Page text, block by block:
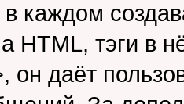
в каждом
HTML, тэги в
он даёт